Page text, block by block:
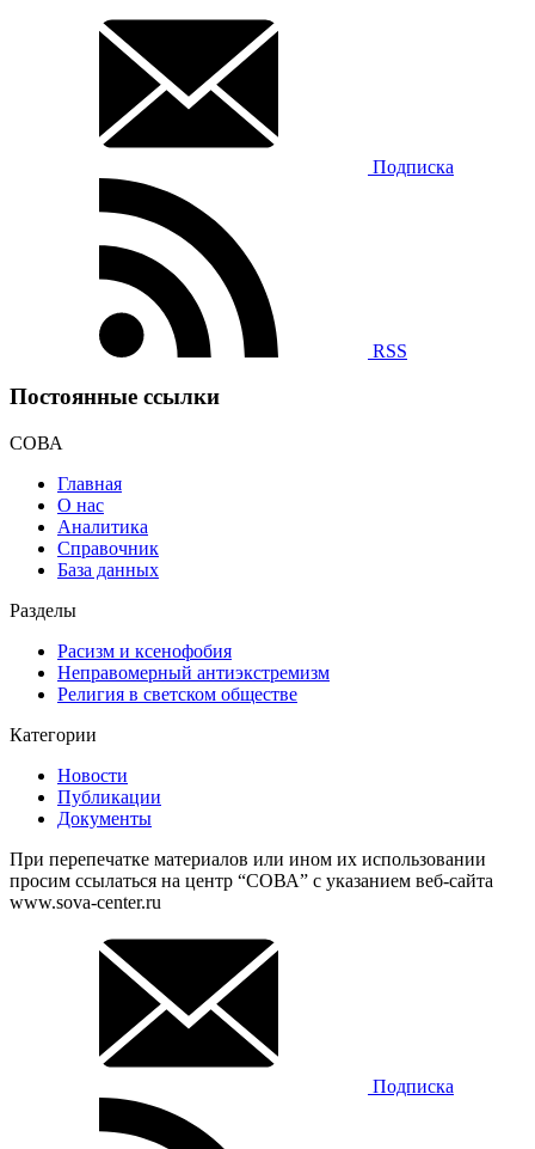
Подписка
RSS
Постоянные ссылки
СОВА
Главная
О нас
Аналитика
Справочник
База данных
Разделы
Расизм и ксенофобия
Неправомерный антиэкстремизм
Религия в светском обществе
Категории
Новости
Публикации
Документы
При перепечатке материалов или ином их использовании
просим ссылаться на центр “СОВА” с указанием веб-сайта
www.sova-center.ru
Подписка